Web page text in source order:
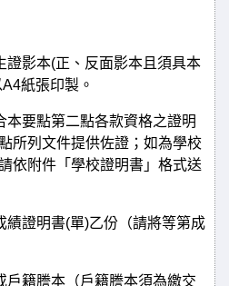
證影本(正、反面影本且須具本
A4紙張印製。
本要點第二點各款資格之證明
所列文件提供佐證；如為學校
依附件「學校證明書」格式送
績證明書(單)乙份（請將等第成
戶籍謄本（戶籍謄本須為繳交